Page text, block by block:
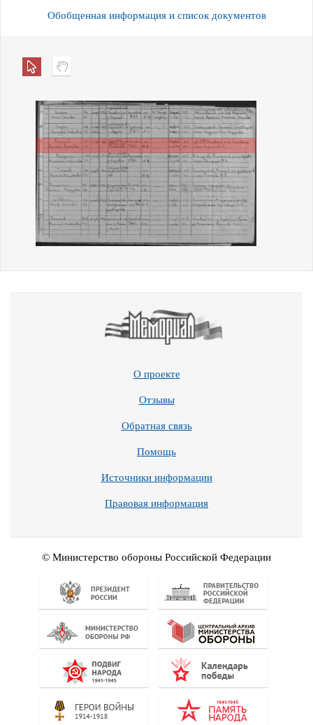
Обобщенная информация и список документов
О проекте
Отзывы
Обратная связь
Помощь
Источники информации
Правовая информация
© Министерство обороны Российской Федерации